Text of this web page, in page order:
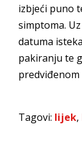
izbjeći puno
simptoma.
datuma
pakiranju te
predviđenom
Tagovi: lijek,